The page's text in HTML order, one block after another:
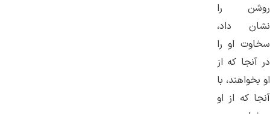
روشن را
نشان داد،
سخاوت او را
در آنجا كه از
او بخواهند، با
آنجا كه از او